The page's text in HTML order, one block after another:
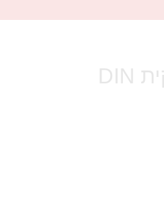
בורג ראש משושה שחור הברגה חלקית DIN